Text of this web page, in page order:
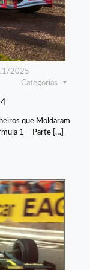
2025
Categorias
que Moldaram
1 – Parte […]